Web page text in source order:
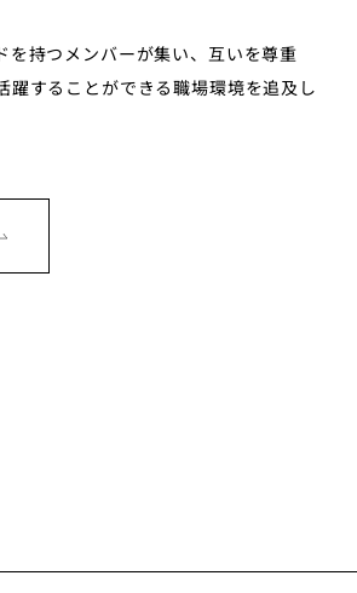
を持つメンバーが集い、互いを尊重
躍することができる職場環境を追及し